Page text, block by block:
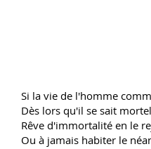
Si la vie de l'homme
Dès lors qu'il se sait mortel
Rêve d'immortalité en le
Ou à jamais habiter le